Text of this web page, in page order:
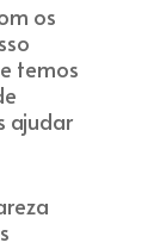
os
temos
ajudar